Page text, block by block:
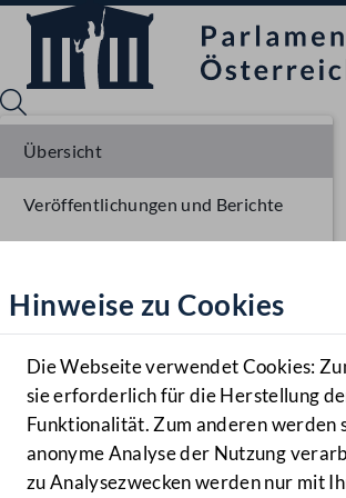
Hilfe
Benutzer
Navigationsmenü öffnen
MENÜ
Hinweise zu Cookies
Die Webseite verwendet Cookies:
sie erforderlich für die Herstellung
Funktionalität. Zum anderen werden
anonyme Analyse der Nutzung
zu Analysezwecken werden nur mit
Übersicht
Veröffentlichungen und Berichte
Parlamentarisches Verfahren